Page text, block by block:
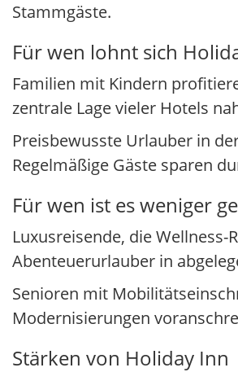
Stammgäste.
Für wen lohnt sich
Familien mit Kindern
zentrale Lage vieler Hotels
Preisbewusste Urlauber in
Regelmäßige Gäste sparen
Für wen ist es weniger
Luxusreisende, die
Abenteuerurlauber in
Senioren mit
Modernisierungen
Stärken von Holiday Inn